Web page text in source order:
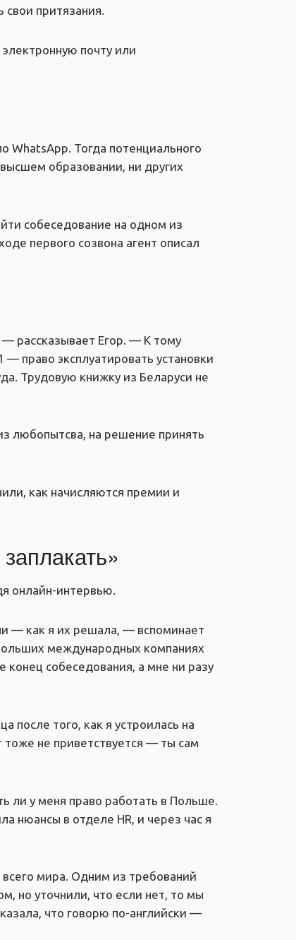
притязания.
почту или
WhatsApp. Тогда потенциального
образовании, ни других
собеседование на одном из
первого созвона агент описал
рассказывает Егор. — К тому
право эксплуатировать установки
Трудовую книжку из Беларуси не
любопытсва, на решение принять
как начисляются премии и
онлайн-интервью.
— как я их решала, — вспоминает
международных компаниях
конец собеседования, а мне ни разу
после того, как я устроилась на
не приветствуется — ты сам
ли у меня право работать в Польше.
нюансы в отделе HR, и через час я
мира. Одним из требований
но уточнили, что если нет, то мы
что говорю по-английски —